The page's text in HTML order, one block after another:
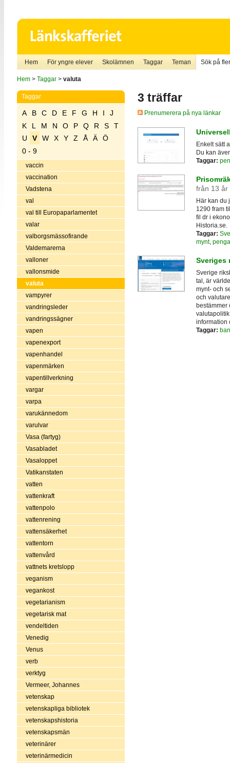
Hem För yngre elever Skolämnen Taggar Teman Sök på
Hem> Taggar> valuta
Taggar
A B C D E F G H I
J
K
L M N O P Q R S
T
U
V W X Y Z Å Ä
Ö
0 - 9
vaccin
vaccination
Vadstena
val
val till Europaparlamentet
valar
valborgsmässofirande
Valdemarerna
valloner
vallonsmide
valuta
vampyrer
vandringsleder
vandringssägner
vapen
vapenexport
vapenhandel
vapenmärken
vapentillverkning
vargar
varpa
varukännedom
varulvar
Vasa (fartyg)
Vasabladet
Vasaloppet
Vatikanstaten
vatten
vattenkraft
vattenpolo
vattenrening
vattensäkerhet
vattentorn
vattenvård
vattnets kretslopp
veganism
vegankost
vegetarianism
vegetarisk mat
vendeltiden
Venedig
Venus
verb
verktyg
Vermeer, Johannes
vetenskap
vetenskapliga bibliotek
vetenskapshistoria
vetenskapsmän
veterinärer
veterinärmedicin
3 träffar
Prenumerera på nya länkar
Enkelt sätt
Du kan
Taggar:
från 13 år
Här kan du
1290 fram
fil dr i
Historia.se.
Taggar:
mynt,
Sveriges
Sverige
tal, är
mynt- och
och
bestämmer
information
Taggar: